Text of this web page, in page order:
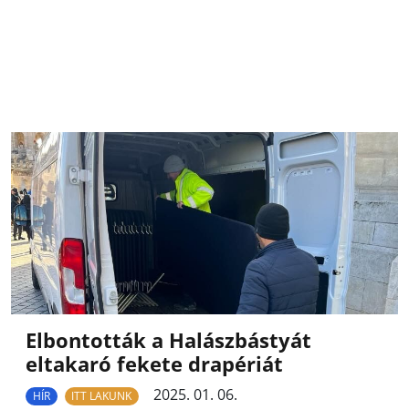
Elbontották a Halászbástyát
eltakaró fekete drapériát
HÍR ITT LAKUNK
2025. 01. 06.